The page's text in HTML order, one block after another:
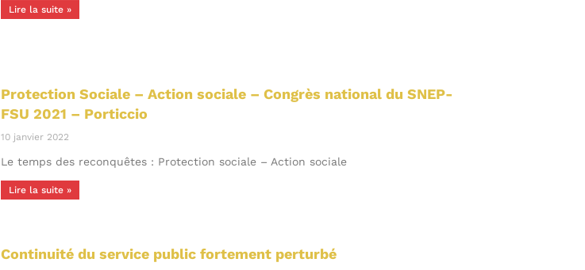
Lire la suite »
Protection Sociale – Action sociale – Congrès national du SNEP-
FSU 2021 – Porticcio
10 janvier 2022
Le temps des reconquêtes : Protection sociale – Action sociale
Lire la suite »
Continuité du service public fortement perturbé